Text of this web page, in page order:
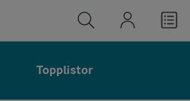
Topplistor